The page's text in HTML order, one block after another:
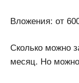
Вложения: от
Сколько можно
месяц. Но